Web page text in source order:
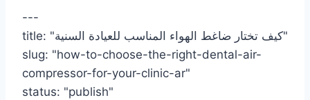
---
title: "كيف تختار ضاغط الهواء المناسب للعيادة السنية"
slug: "how-to-choose-the-right-dental-air-
compressor-for-your-clinic-ar"
status: "publish"